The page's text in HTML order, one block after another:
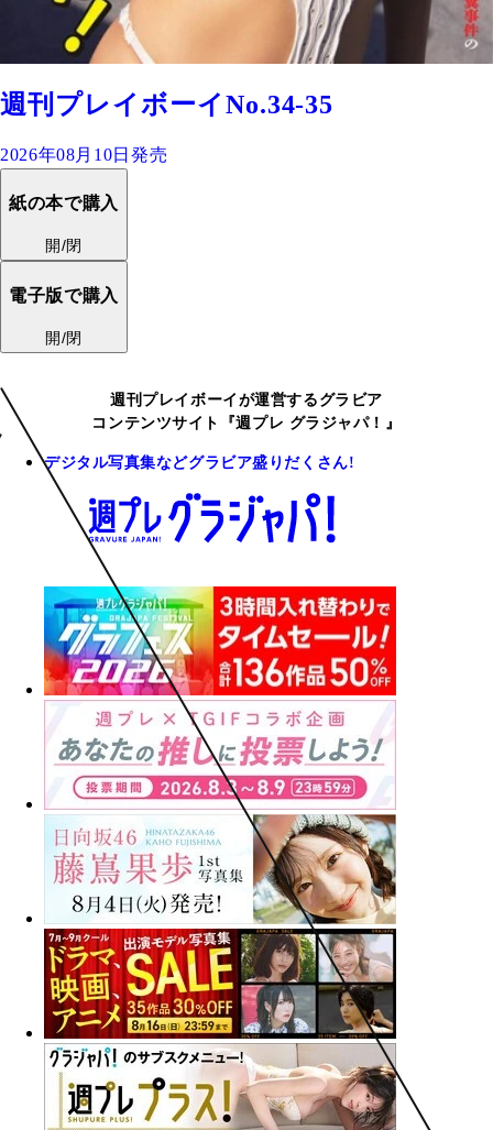
週刊プレイボーイNo.34-35
2026年08月10日発売
紙の本で購入
開/閉
電子版で購入
開/閉
週刊プレイボーイが運営するグラビア
コンテンツサイト『週プレ グラジャパ！』
デジタル写真集などグラビア盛りだくさん!